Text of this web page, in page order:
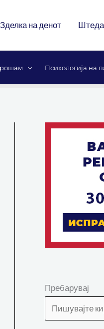
Зделка на денот
Психологија на
Пребарувај